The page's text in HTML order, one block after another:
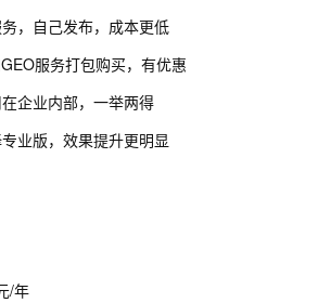
，自己发布，成本更低
服务打包购买，有优惠
企业内部，一举两得
业版，效果提升更明显
/年